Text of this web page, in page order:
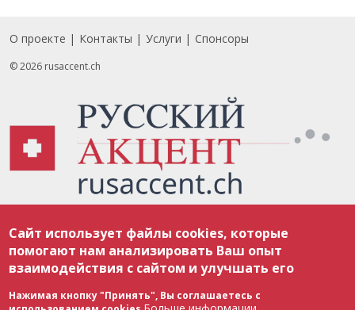
Footer
О проекте Контакты Услуги Спонсоры
© 2026 rusaccent.ch
соответствии с законодательством Швейцарии об авторском праве и
международными соглашениями. Полное или частичное использование
материалов возможно только с разрешения редакции. В случае полного
или частичного воспроизведения материалов сайта rusaccent.ch,
ОБЯЗАТЕЛЬНА АКТИВНАЯ ГИПЕРССЫЛКА на конкретный заимствованный
текст. Фотоизображения, размещенные редакцией rusaccent.ch, являются
ее исключительной собственностью. Полное или частичное
Сайт использует файлы cookies, которые
помогают нам анализировать Ваш опыт
взаимодействия с сайтом и улучшать его
Нажимая кнопку "Принять", Вы соглашаетесь с